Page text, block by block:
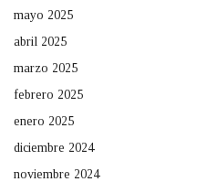
mayo 2025
abril 2025
marzo 2025
febrero 2025
enero 2025
diciembre 2024
noviembre 2024